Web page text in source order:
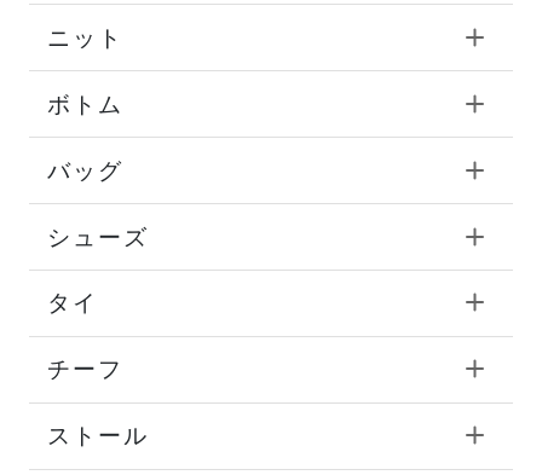
ニット
ボトム
バッグ
シューズ
タイ
チーフ
ストール